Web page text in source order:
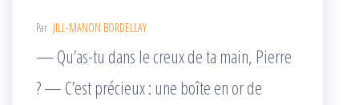
Par JILL-MANON BORDELLAY
— Qu’as-tu dans le creux de ta main, Pierre
? — C’est précieux : une boîte en or de